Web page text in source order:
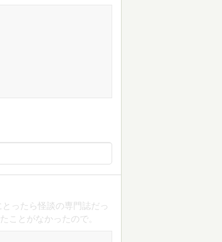
ったら怪談の専門誌だっ
ことがなかったので。